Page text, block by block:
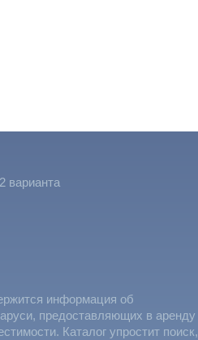
варианта
информация об
предоставляющих в аренду
Каталог упростит поиск,